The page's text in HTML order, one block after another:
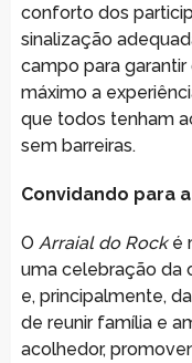
conforto dos
sinalização
campo para
máximo a
que todos tenham
sem barreiras.
Convidando para
O Arraial do Rocké
uma celebração da
e, principalmente,
de reunir família e
acolhedor,